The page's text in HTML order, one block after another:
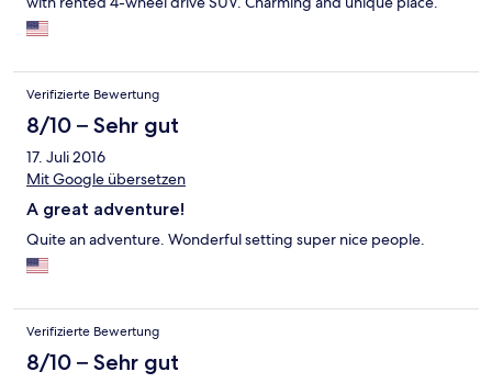
Verifizierte Bewertung
8/10 – Sehr gut
17. Juli 2016
Mit Google übersetzen
A great adventure!
Quite an adventure. Wonderful setting super nice people.
Verifizierte Bewertung
8/10 – Sehr gut